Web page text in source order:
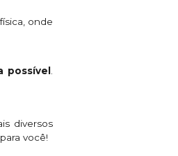
onde
possível
diversos
você!